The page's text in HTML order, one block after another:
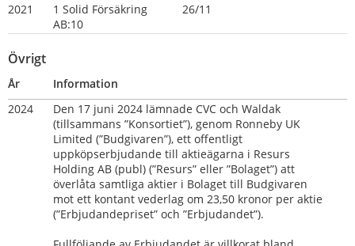
2021
1 Solid Försäkring
AB:10
26/11
Övrigt
År
Information
2024
Den 17 juni 2024 lämnade CVC och Waldak
(tillsammans ”Konsortiet”), genom Ronneby UK
Limited (”Budgivaren”), ett offentligt
uppköpserbjudande till aktieägarna i Resurs
Holding AB (publ) (”Resurs” eller ”Bolaget”) att
överlåta samtliga aktier i Bolaget till Budgivaren
mot ett kontant vederlag om 23,50 kronor per aktie
(”Erbjudandepriset” och ”Erbjudandet”).